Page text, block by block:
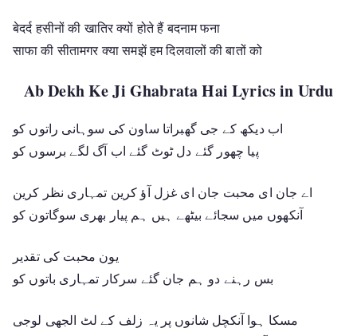
बेदर्द हसीनों की खातिर क्यों होते हैं बदनाम फना
साफा की सीतामगर क्या समझें हम दिलवालों की बातों को
Ab Dekh Ke Ji Ghabrata Hai Lyrics in Urdu
اب دیکھ کے جی گھبراتا ساون کی سوہانی راتوں کو
پیا چھور گئے دل ٹوٹ گئے اب آگ لگے برسوں کو
اے جان ای محبت جان ای غزل آؤ کرین تمہاری نظر کرین
آنکھوں میں سجائے بیٹھے ہیں ہم پیار بھری سوگاتون کو
یون محبت کی تقدیر
بس رہنے دو ہم جان گئے سرکار تمہاری باتوں کو
مسکا ہوا آنکچل شانوں پر یہ زلف کے لٹ الجھی لوجی